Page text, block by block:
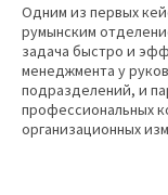
Одним из первых
румынским
задача быстро и
менеджмента у
подразделений, и
профессиональных
организационных